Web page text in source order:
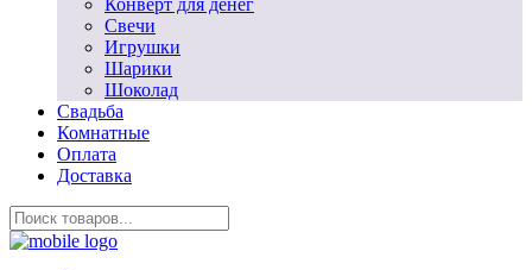
Конверт для денег
Свечи
Игрушки
Шарики
Шоколад
Свадьба
Комнатные
Оплата
Доставка